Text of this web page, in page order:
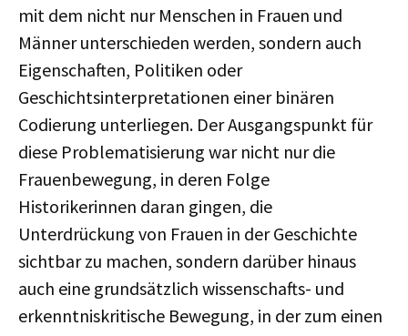
mit dem nicht nur Menschen in Frauen und
Männer unterschieden werden, sondern auch
Eigenschaften, Politiken oder
Geschichtsinterpretationen einer binären
Codierung unterliegen. Der Ausgangspunkt für
diese Problematisierung war nicht nur die
Frauenbewegung, in deren Folge
Historikerinnen daran gingen, die
Unterdrückung von Frauen in der Geschichte
sichtbar zu machen, sondern darüber hinaus
auch eine grundsätzlich wissenschafts- und
erkenntniskritische Bewegung, in der zum einen